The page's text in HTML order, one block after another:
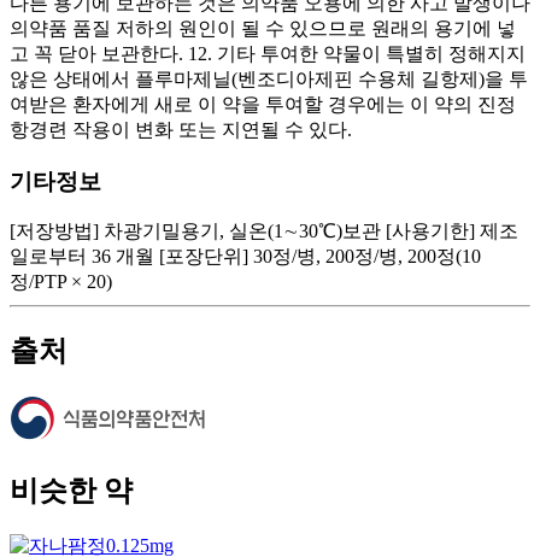
의약품 품질 저하의 원인이 될 수 있으므로 원래의 용기에 넣
고 꼭 닫아 보관한다. 12. 기타 투여한 약물이 특별히 정해지지
않은 상태에서 플루마제닐(벤조디아제핀 수용체 길항제)을 투
여받은 환자에게 새로 이 약을 투여할 경우에는 이 약의 진정
항경련 작용이 변화 또는 지연될 수 있다.
기타정보
[저장방법] 차광기밀용기, 실온(1∼30℃)보관 [사용기한] 제조
일로부터 36 개월 [포장단위] 30정/병, 200정/병, 200정(10
정/PTP × 20)
출처
비슷한 약